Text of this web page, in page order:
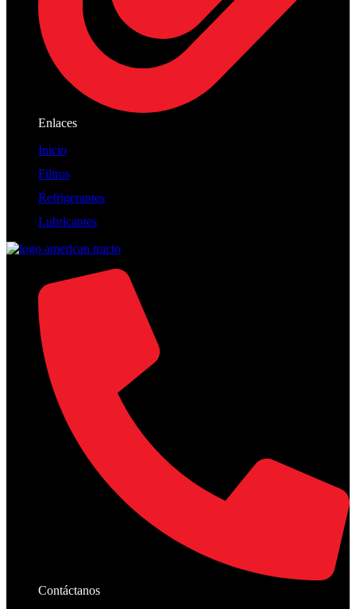
Enlaces
Inicio
Filtros
Refrigerantes
Lubricantes
Contáctanos